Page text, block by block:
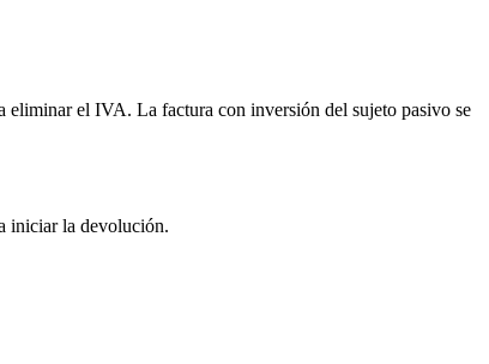
eliminar el IVA. La factura con inversión del sujeto pasivo se
iniciar la devolución.